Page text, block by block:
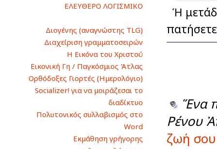
ΕΛΕΥΘΕΡΟ ΛΟΓΙΣΜΙΚΟ
Διογένης (αναγνώστης TLG)
Διαχείριση γραμματοσειρών
Η Εικόνα του Χριστού
Εικονική Γη / Παγκόσμιος Άτλας
Ορθόδοξες Γιορτές (Ημερολόγιο)
Socializer! για να μοιράζεσαι το
διαδίκτυο
Πολυτονικός συλλαβισμός στο
Word
Εκμάθηση γρήγορης
Ἡ
Ἕνα
Ρένου
ζωή